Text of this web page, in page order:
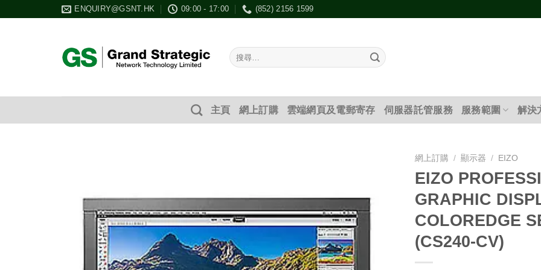
ENQUIRY@GSNT.HK 09:00 - 17:00 (852) 2156 1599
搜
尋：
主頁 網上訂購 雲端網頁及電郵寄存 伺服器託管服務 服務範圍 解決
到願
望清
網上訂購 / 顯示器 / EIZO
EIZO
GRAPHIC
COLOREDGE
(CS240-CV)